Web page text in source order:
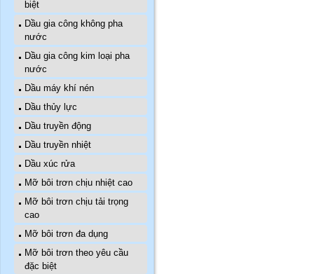
biệt
Dầu gia công không pha
nước
Dầu gia công kim loại pha
nước
Dầu máy khí nén
Dầu thủy lực
Dầu truyền động
Dầu truyền nhiệt
Dầu xúc rửa
Mỡ bôi trơn chịu nhiệt cao
Mỡ bôi trơn chịu tải trọng
cao
Mỡ bôi trơn đa dụng
Mỡ bôi trơn theo yêu cầu
đặc biệt